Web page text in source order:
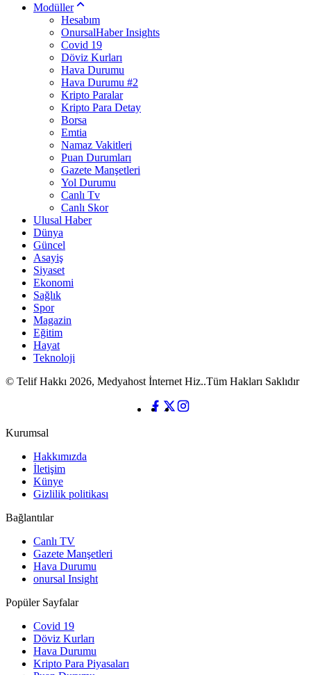
Modüller
Hesabım
OnursalHaber Insights
Covid 19
Döviz Kurları
Hava Durumu
Hava Durumu #2
Kripto Paralar
Kripto Para Detay
Borsa
Emtia
Namaz Vakitleri
Puan Durumları
Gazete Manşetleri
Yol Durumu
Canlı Tv
Canlı Skor
Ulusal Haber
Dünya
Güncel
Asayiş
Siyaset
Ekonomi
Sağlık
Spor
Magazin
Eğitim
Hayat
Teknoloji
© Telif Hakkı 2026, Medyahost İnternet Hiz..Tüm Hakları Saklıdır
Kurumsal
Hakkımızda
İletişim
Künye
Gizlilik politikası
Bağlantılar
Canlı TV
Gazete Manşetleri
Hava Durumu
onursal Insight
Popüler Sayfalar
Covid 19
Döviz Kurları
Hava Durumu
Kripto Para Piyasaları